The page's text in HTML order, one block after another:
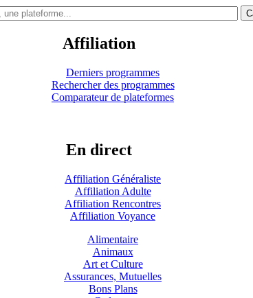
Affiliation
Derniers programmes
Rechercher des programmes
Comparateur de plateformes
En direct
Affiliation Généraliste
Affiliation Adulte
Affiliation Rencontres
Affiliation Voyance
Alimentaire
Animaux
Art et Culture
Assurances, Mutuelles
Bons Plans